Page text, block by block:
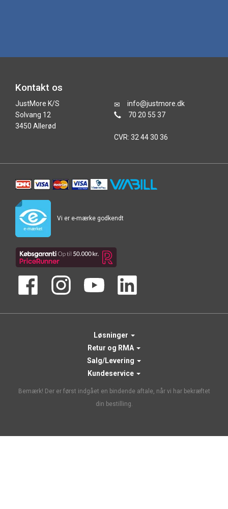
Kontakt os
JustMore K/S
Solvang 12
3450 Allerød
info@justmore.dk
70 20 55 37
CVR: 32 44 30 36
Vi er e-mærke godkendt
Løsninger
Retur og RMA
Salg/Levering
Kundeservice
Bemærk! Der er først indgået en bindende aftale, når vi har bekræftet
din bestilling.